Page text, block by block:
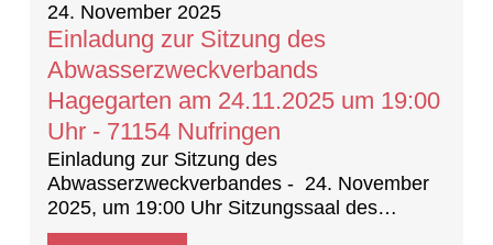
24. November 2025
Einladung zur Sitzung des
Abwasserzweckverbands
Hagegarten am 24.11.2025 um 19:00
Uhr - 71154 Nufringen
Einladung zur Sitzung des
Abwasserzweckverbandes - 24. November
2025, um 19:00 Uhr Sitzungssaal des
Rathauses Nufringen